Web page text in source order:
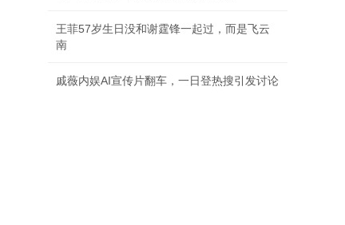
王菲57岁生日没和谢霆锋一起过，而是飞云
南
戚薇内娱AI宣传片翻车，一日登热搜引发讨论